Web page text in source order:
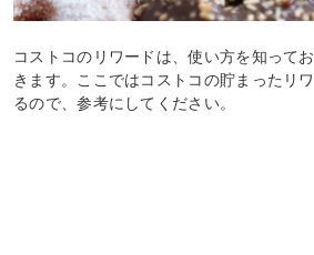
コストコのリワードは、使い方を知って
きます。ここではコストコの貯まったリ
るので、参考にしてください。